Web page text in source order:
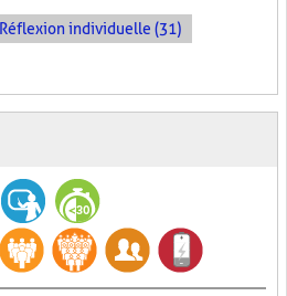
Réflexion individuelle (31)